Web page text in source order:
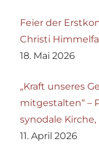
Feier der
Christi
18. Mai 2026
„Kraft unseres
mitgestalten“ –
synodale
11. April 2026